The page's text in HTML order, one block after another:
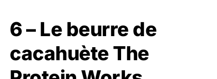
6 – Le beurre de
cacahuète The